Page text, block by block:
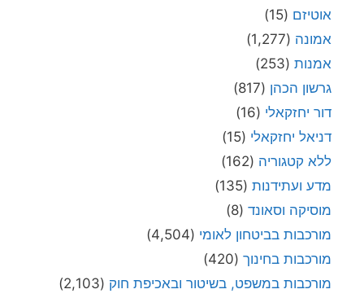
אוטיזם (15)
אמונה (1,277)
אמנות (253)
גרשון הכהן (817)
דור יחזקאלי (16)
דניאל יחזקאלי (15)
ללא קטגוריה (162)
מדע ועתידנות (135)
מוסיקה וסאונד (8)
מורכבות בביטחון לאומי (4,504)
מורכבות בחינוך (420)
מורכבות במשפט, בשיטור ובאכיפת חוק (2,103)